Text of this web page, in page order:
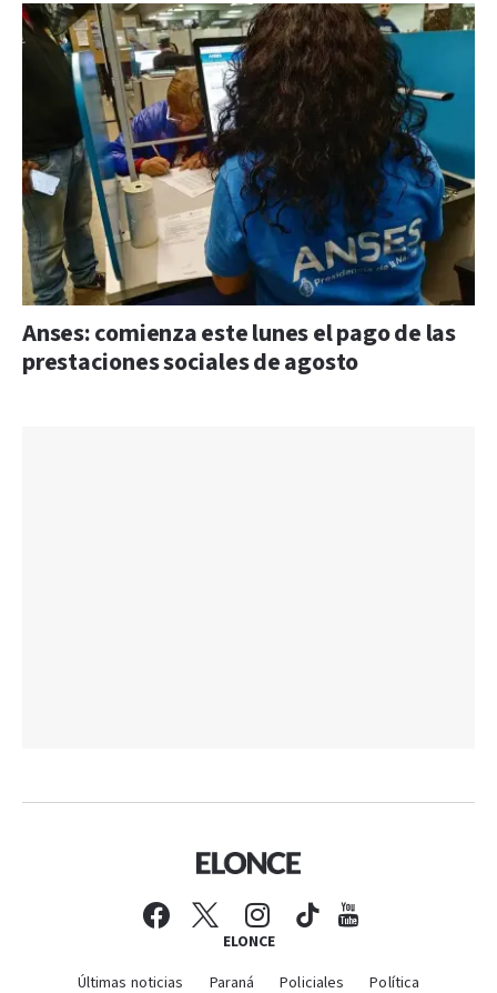
Anses: comienza este lunes el pago de las
prestaciones sociales de agosto
ELONCE
Últimas noticias Paraná Policiales Política